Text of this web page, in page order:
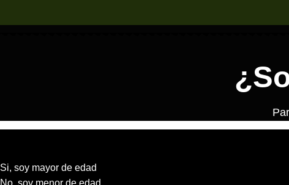
Si, soy mayor de edad